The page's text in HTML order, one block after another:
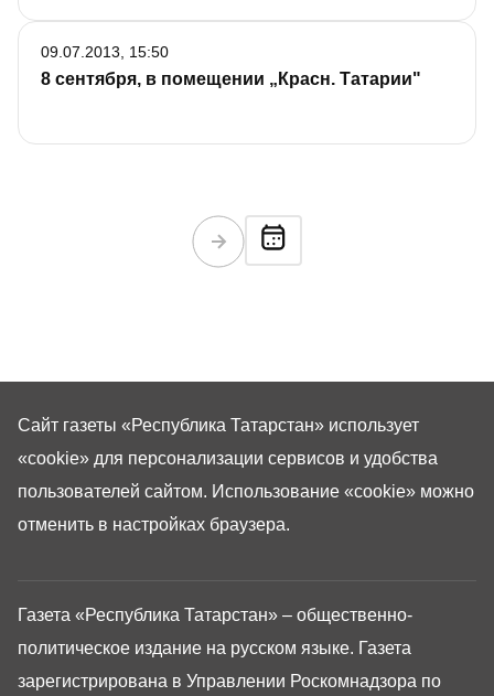
8 сентября, в помещении „Красн. Татарии"
09.07.2013, 15:50
Газета «Республика Татарстан» – общественно-
политическое издание на русском языке. Газета
зарегистрирована в Управлении Роскомнадзора по
Сайт газеты «Республика Татарстан» использует
«cookie» для персонализации сервисов и удобства
пользователей сайтом. Использование «cookie» можно
отменить в настройках браузера.